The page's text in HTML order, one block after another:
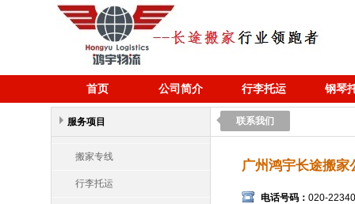
首页 公司简介 行李托运 钢琴
服务项目
搬家专线
行李托运
联系我们
广州鸿宇长途搬家
电话号码： 020-